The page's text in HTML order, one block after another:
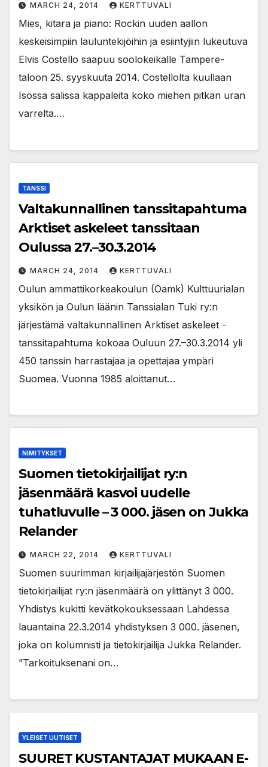
MARCH 24, 2014 KERTTUVALI
Mies, kitara ja piano: Rockin uuden aallon
keskeisimpiin lauluntekijöihin ja esiintyjiin lukeutuva
Elvis Costello saapuu soolokeikalle Tampere-
taloon 25. syyskuuta 2014. Costellolta kuullaan
Isossa salissa kappaleita koko miehen pitkän uran
varrelta.…
TANSSI
Valtakunnallinen tanssitapahtuma
Arktiset askeleet tanssitaan
Oulussa 27.–30.3.2014
MARCH 24, 2014 KERTTUVALI
Oulun ammattikorkeakoulun (Oamk) Kulttuurialan
yksikön ja Oulun läänin Tanssialan Tuki ry:n
järjestämä valtakunnallinen Arktiset askeleet -
tanssitapahtuma kokoaa Ouluun 27.–30.3.2014 yli
450 tanssin harrastajaa ja opettajaa ympäri
Suomea. Vuonna 1985 aloittanut…
NIMITYKSET
Suomen tietokirjailijat ry:n
jäsenmäärä kasvoi uudelle
tuhatluvulle – 3 000. jäsen on Jukka
Relander
MARCH 22, 2014 KERTTUVALI
Suomen suurimman kirjailijajärjestön Suomen
tietokirjailijat ry:n jäsenmäärä on ylittänyt 3 000.
Yhdistys kukitti kevätkokouksessaan Lahdessa
lauantaina 22.3.2014 yhdistyksen 3 000. jäsenen,
joka on kolumnisti ja tietokirjailija Jukka Relander.
”Tarkoituksenani on…
YLEISET UUTISET
SUURET KUSTANTAJAT MUKAAN E-